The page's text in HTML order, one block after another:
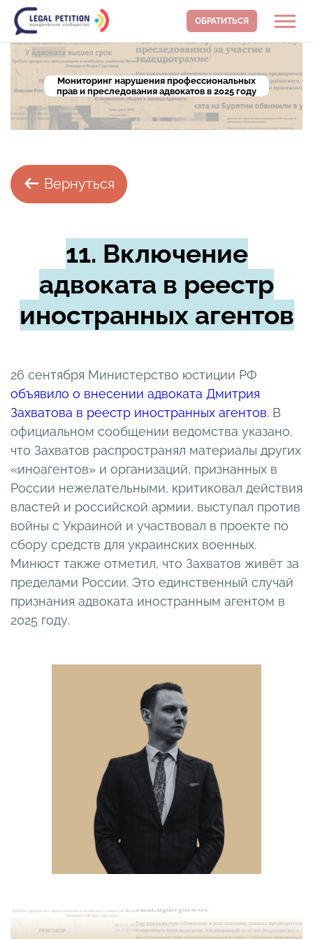
ОБРАТИТЬСЯ
Мониторинг нарушения профессиональных
прав и преследования адвокатов в 2025 году
Вернуться
11. Включение
адвоката в реестр
иностранных агентов
26 сентября Министерство юстиции РФ
объявило о внесении адвоката Дмитрия
Захватова в реестр иностранных агентов. В
официальном сообщении ведомства указано,
что Захватов распространял материалы других
«иноагентов» и организаций, признанных в
России нежелательными, критиковал действия
властей и российской армии, выступал против
войны с Украиной и участвовал в проекте по
сбору средств для украинских военных.
Минюст также отметил, что Захватов живёт за
пределами России. Это единственный случай
признания адвоката иностранным агентом в
2025 году.